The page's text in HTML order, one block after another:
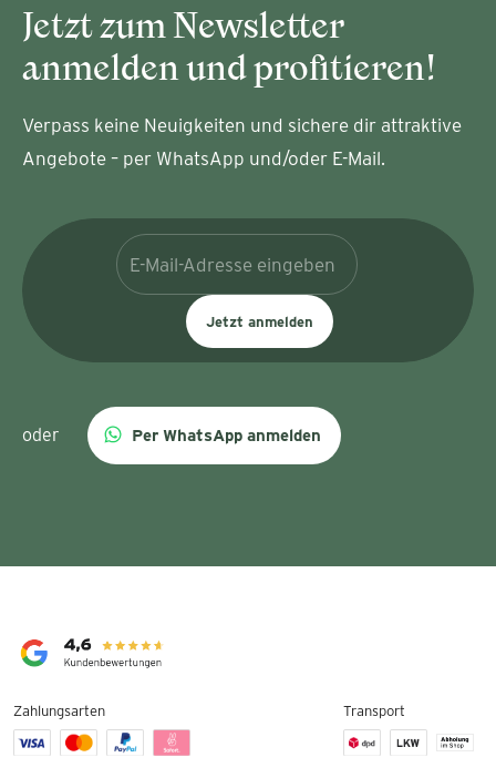
Jetzt zum Newsletter
anmelden und profitieren!
Verpass keine Neuigkeiten und sichere dir attraktive
Angebote – per WhatsApp und/oder E-Mail.
Jetzt anmelden
oder Per WhatsApp anmelden
Zahlungsarten Transport